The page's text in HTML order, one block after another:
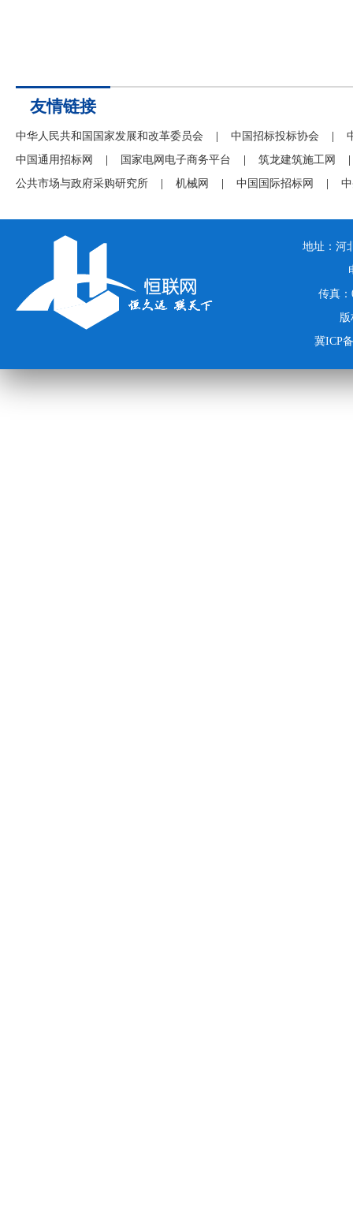
友情链接
中华人民共和国国家发展和改革委员会 中国招标投标协会
中国通用招标网
国家电网电子商务平台 筑龙建筑施工网
公共市场与政府采购研究所
机械网 中国国际招标网
地址：河
传真
冀ICP